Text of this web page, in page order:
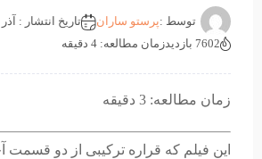
توسط :پرستو ساران تاریخ انتشار : آذر 17, 1403
7602 بازدید
زمان مطالعه: 4 دقیقه
زمان مطالعه: 3 دقیقه
این فیلم که قراره ترکیبی از دو قسمت